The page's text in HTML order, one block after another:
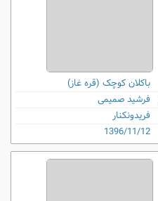
باکلان کوچک (قره غاز)
فرشید صمیمی
فریدونکنار
1396/11/12